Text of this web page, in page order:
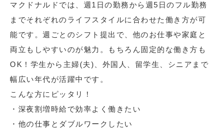
マクドナルドでは、週1日の勤務から週5日のフル勤務
までそれぞれのライフスタイルに合わせた働き方が可
能です。週ごとのシフト提出で、他のお仕事や家庭と
両立もしやすいのが魅力。もちろん固定的な働き方も
OK！学生から主婦(夫)、外国人、留学生、シニアまで
幅広い年代が活躍中です。
こんな方にピッタリ！
・深夜割増時給で効率よく働きたい
・他の仕事とダブルワークしたい